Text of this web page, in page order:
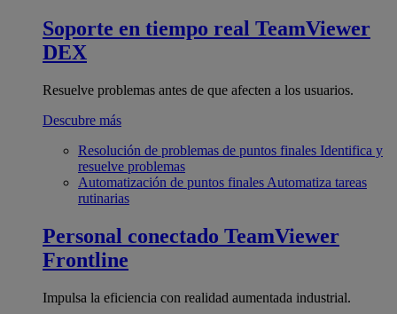
Soporte en tiempo real TeamViewer
DEX
Resuelve problemas antes de que afecten a los usuarios.
Descubre más
Resolución de problemas de puntos finales Identifica y
resuelve problemas
Automatización de puntos finales Automatiza tareas
rutinarias
Personal conectado TeamViewer
Frontline
Impulsa la eficiencia con realidad aumentada industrial.